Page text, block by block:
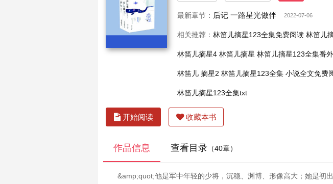
最新章节： 后记 一路星光做伴 2022-07-06
相关推荐： 林笛儿摘星123全集免费阅读 林笛儿
林笛儿摘星4 林笛儿摘星 林笛儿摘星123全集番外
林笛儿 摘星2 林笛儿摘星123全集 小说全文免费
林笛儿摘星123全集txt
开始阅读 收藏本书
作品信息 查看目录 （40章）
&amp;quot;他是军中年轻的少将，沉稳、渊博、形像高大；她是初